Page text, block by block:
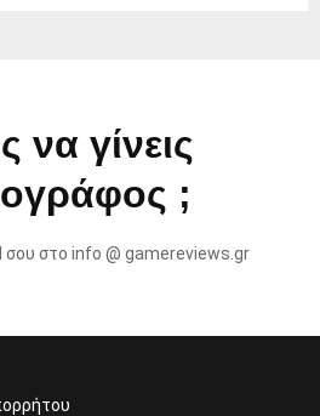
να γίνεις
;
σου στο info @ gamereviews.gr